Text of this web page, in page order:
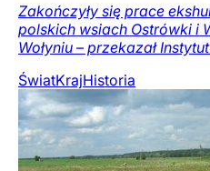
Zakończyły się prace
polskich wsiach Ostrówki i
Wołyniu – przekazał
ŚwiatKrajHistoria